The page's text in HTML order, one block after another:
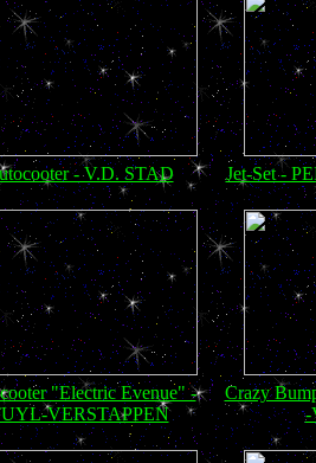
- V.D. STAD Jet-Set -
"Electric Evenue" -
VERSTAPPEN
Crazy
-